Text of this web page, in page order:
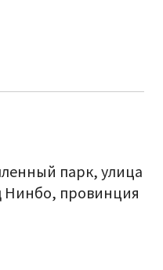
парк, улица
Нинбо, провинция